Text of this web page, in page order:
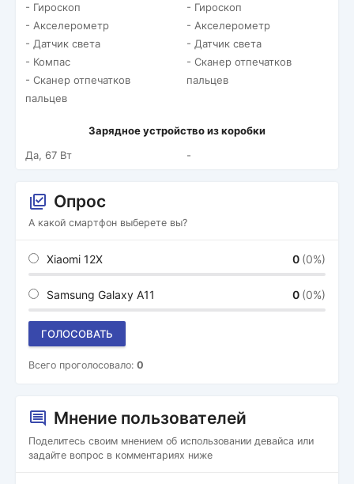
- Гироскоп
- Акселерометр
- Датчик света
- Компас
- Сканер отпечатков
пальцев
- Гироскоп
- Акселерометр
- Датчик света
- Сканер отпечатков
пальцев
Зарядное устройство из коробки
Да, 67 Вт
-
Опрос
А какой смартфон выберете вы?
Xiaomi 12X 0 (0%)
Samsung Galaxy A11 0 (0%)
ГОЛОСОВАТЬ
Всего проголосовало: 0
Мнение пользователей
Поделитесь своим мнением об использовании девайса или
задайте вопрос в комментариях ниже